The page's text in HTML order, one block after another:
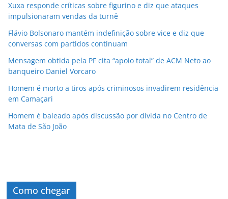
Xuxa responde críticas sobre figurino e diz que ataques
impulsionaram vendas da turnê
Flávio Bolsonaro mantém indefinição sobre vice e diz que
conversas com partidos continuam
Mensagem obtida pela PF cita “apoio total” de ACM Neto ao
banqueiro Daniel Vorcaro
Homem é morto a tiros após criminosos invadirem residência
em Camaçari
Homem é baleado após discussão por dívida no Centro de
Mata de São João
Como chegar